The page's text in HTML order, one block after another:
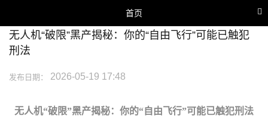
首页
网站首页
行业新闻
无人机“破限”黑产揭秘：你的“自由飞行”可能已触犯
刑法
发布日期： 2026-05-19 17:48
无人机“破限”黑产揭秘：你的“自由飞行”可能已触犯刑法